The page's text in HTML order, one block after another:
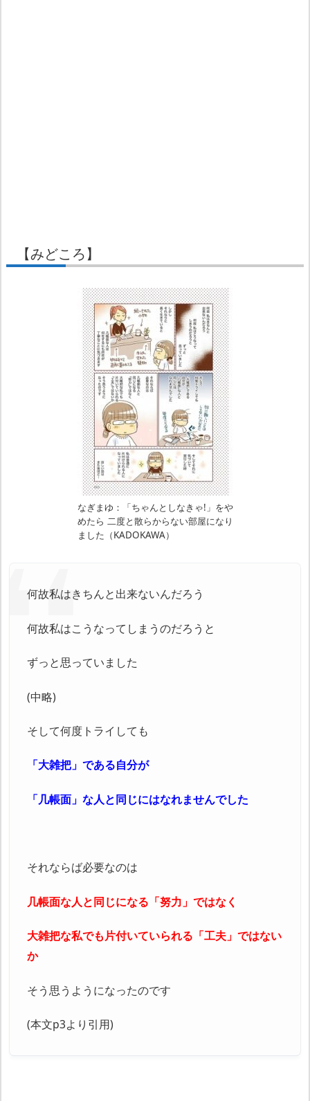
【みどころ】
なぎまゆ：「ちゃんとしなきゃ!」をや
めたら 二度と散らからない部屋になり
ました（KADOKAWA）
何故私はきちんと出来ないんだろう
何故私はこうなってしまうのだろうと
ずっと思っていました
(中略)
そして何度トライしても
「大雑把」である自分が
「几帳面」な人と同じにはなれませんでした
それならば必要なのは
几帳面な人と同じになる「努力」ではなく
大雑把な私でも片付いていられる「工夫」ではない
か
そう思うようになったのです
(本文p3より引用)